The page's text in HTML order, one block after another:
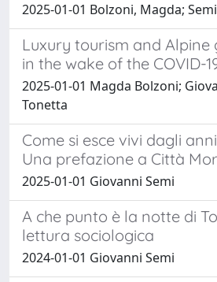
2025-01-01 Bolzoni, Magda;
Luxury tourism and
in the wake of the COVID-
2025-01-01 Magda Bolzoni;
Tonetta
Come si esce vivi dagli
Una prefazione a Città
2025-01-01 Giovanni Semi
A che punto è la notte di
lettura sociologica
2024-01-01 Giovanni Semi